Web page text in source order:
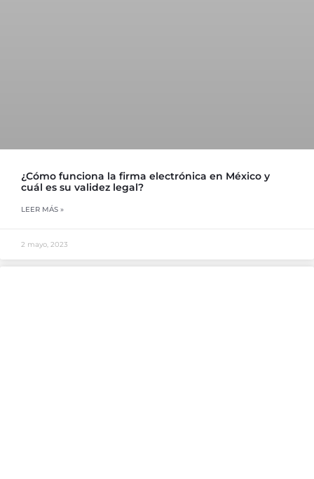
¿Cómo funciona la firma electrónica en México y
cuál es su validez legal?
LEER MÁS »
2 mayo, 2023